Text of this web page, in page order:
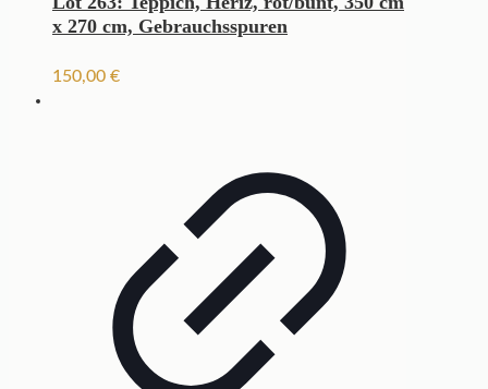
x 270 cm, Gebrauchsspuren
150,00 €